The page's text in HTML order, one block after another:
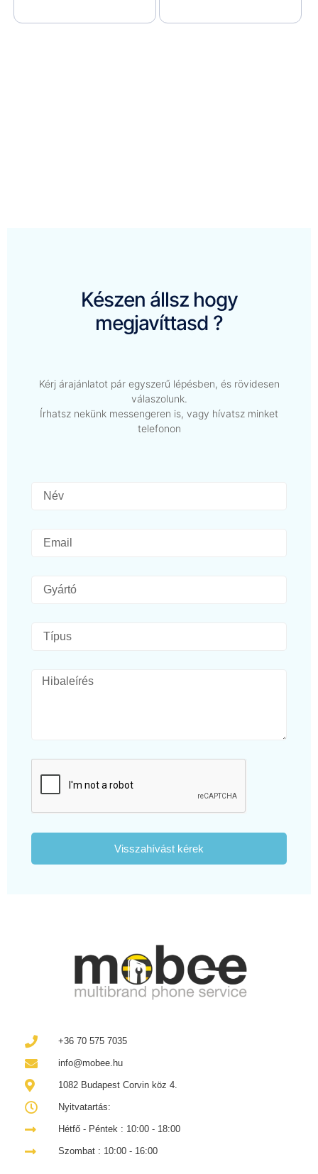
Készen állsz hogy
megjavíttasd ?
Kérj árajánlatot pár egyszerű lépésben, és rövidesen
válaszolunk.
Írhatsz nekünk messengeren is, vagy hívatsz minket
telefonon
Visszahívást kérek
+36 70 575 7035
info@mobee.hu
1082 Budapest Corvin köz 4.
Nyitvatartás:
Hétfő - Péntek : 10:00 - 18:00
Szombat : 10:00 - 16:00